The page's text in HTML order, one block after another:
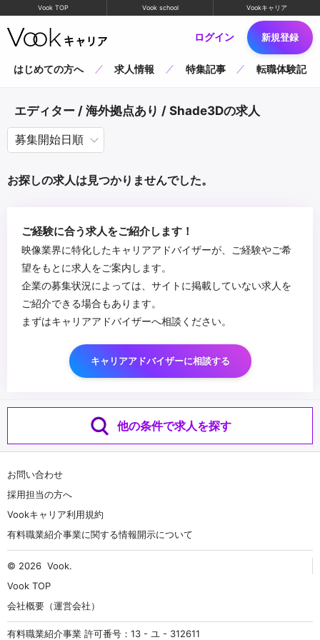
Vook TOP Vook school Vookキャリア
ログイン 新規登録
はじめての方へ 求人情報 特集記事 転職体験記
エディター / 海外拠点あり / Shade3Dの求人
お探しの求人は見つかりませんでした。
ご経験に合う求人をご紹介します！
映像業界に特化したキャリアアドバイザーが、ご経験やご希
望をもとに求人をご案内します。
企業の募集状況によっては、サイトに掲載していない求人を
ご紹介できる場合もあります。
まずはキャリアアドバイザーへ相談ください。
キャリアアドバイザーに相談する
他の条件で求人を探す
お問い合わせ
採用担当の方へ
Vookキャリア利用規約
有料職業紹介事業に関する情報開示について
© 2026 Vook.
Vook TOP
会社概要（運営会社）
有料職業紹介事業 許可番号：13 - ユ - 312611